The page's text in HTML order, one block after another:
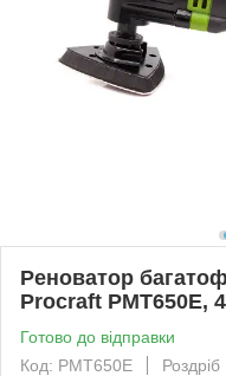
Реноватор
Procraft PMT650E,
Готово до відправки
Код: PMT650E
Роздріб